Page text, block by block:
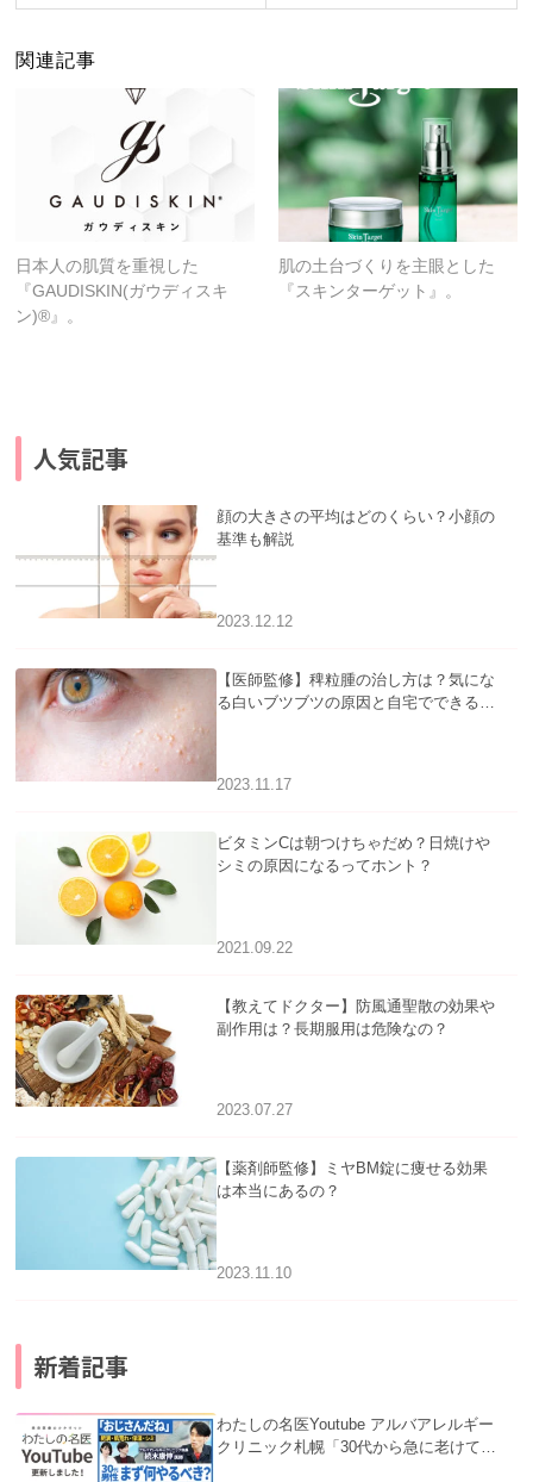
関連記事
日本人の肌質を重視した
『GAUDISKIN(ガウディスキ
ン)®︎』。
肌の土台づくりを主眼とした
『スキンターゲット』。
人気記事
顔の大きさの平均はどのくらい？小顔の
基準も解説
2023.12.12
【医師監修】稗粒腫の治し方は？気にな
る白いブツブツの原因と自宅でできるケ
2023.11.17
ビタミンCは朝つけちゃだめ？日焼けや
シミの原因になるってホント？
2021.09.22
【教えてドクター】防風通聖散の効果や
副作用は？長期服用は危険なの？
2023.07.27
【薬剤師監修】ミヤBM錠に痩せる効果
は本当にあるの？
2023.11.10
新着記事
わたしの名医Youtube アルバアレルギー
クリニック札幌「30代から急に老けて見